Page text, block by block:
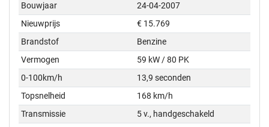
Bouwjaar
24-04-2007
Nieuwprijs
€ 15.769
Brandstof
Benzine
Vermogen
59 kW / 80 PK
0-100km/h
13,9 seconden
Topsnelheid
168 km/h
Transmissie
5 v., handgeschakeld